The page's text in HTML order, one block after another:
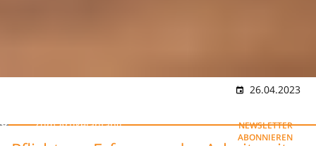
26.04.2023
Zum Artikelanfang
NEWSLETTER
ABONNIEREN